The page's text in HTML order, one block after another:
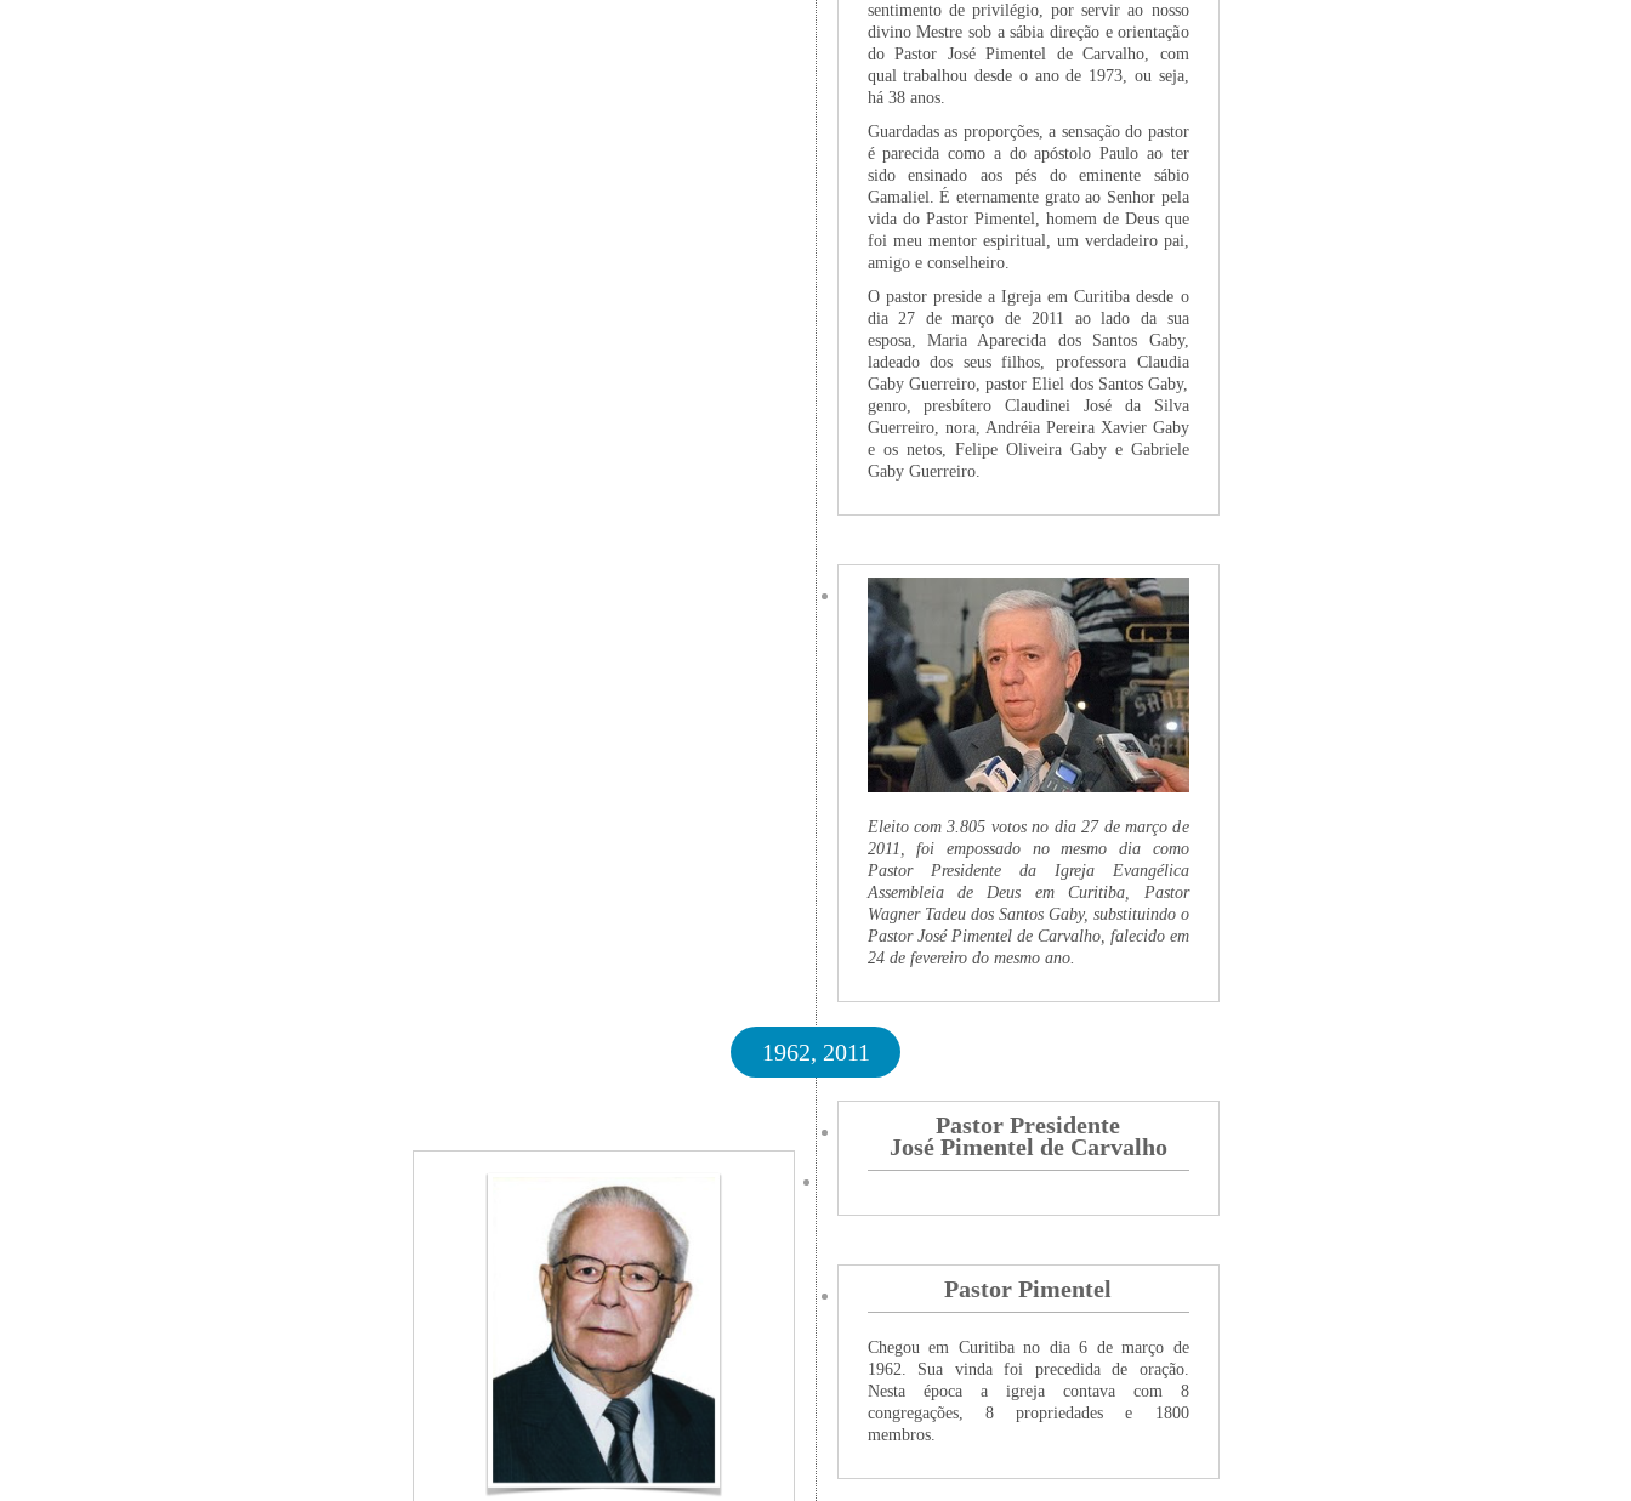
sentimento de privilégio, por servir ao nosso
divino Mestre sob a sábia direção e orientação
do Pastor José Pimentel de Carvalho, com
qual trabalhou desde o ano de 1973, ou seja,
há 38 anos.
Guardadas as proporções, a sensação do pastor
é parecida como a do apóstolo Paulo ao ter
sido ensinado aos pés do eminente sábio
Gamaliel. É eternamente grato ao Senhor pela
vida do Pastor Pimentel, homem de Deus que
foi meu mentor espiritual, um verdadeiro pai,
amigo e conselheiro.
O pastor preside a Igreja em Curitiba desde o
dia 27 de março de 2011 ao lado da sua
esposa, Maria Aparecida dos Santos Gaby,
ladeado dos seus filhos, professora Claudia
Gaby Guerreiro, pastor Eliel dos Santos Gaby,
genro, presbítero Claudinei José da Silva
Guerreiro, nora, Andréia Pereira Xavier Gaby
e os netos, Felipe Oliveira Gaby e Gabriele
Gaby Guerreiro.
Eleito com 3.805 votos no dia 27 de março de
2011, foi empossado no mesmo dia como
Pastor Presidente da Igreja Evangélica
Assembleia de Deus em Curitiba, Pastor
Wagner Tadeu dos Santos Gaby, substituindo o
Pastor José Pimentel de Carvalho, falecido em
24 de fevereiro do mesmo ano.
1962, 2011
Pastor Presidente
José Pimentel de Carvalho
Pastor Pimentel
Chegou em Curitiba no dia 6 de março de
1962. Sua vinda foi precedida de oração.
Nesta época a igreja contava com 8
congregações, 8 propriedades e 1800
membros.